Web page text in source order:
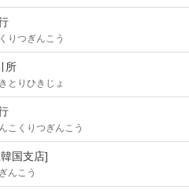
りつぎんこう
所
とりひきじょ
こくりつぎんこう
国支店]
んこう